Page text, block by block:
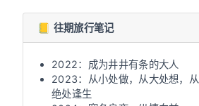
📒 往期旅行笔记
2022：成为井井有条的大人
2023：从小处做，从大处想，从
绝处逢生